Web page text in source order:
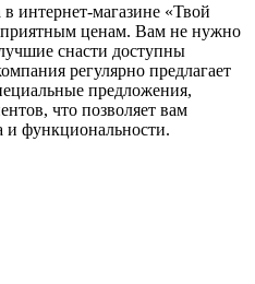
интернет-магазине «Твой
приятным ценам. Вам не нужно
снасти доступны
регулярно предлагает
предложения,
что позволяет вам
и функциональности.